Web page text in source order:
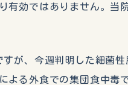
有効ではありません。当
が、今週判明した細菌
よる外食での集団食中毒